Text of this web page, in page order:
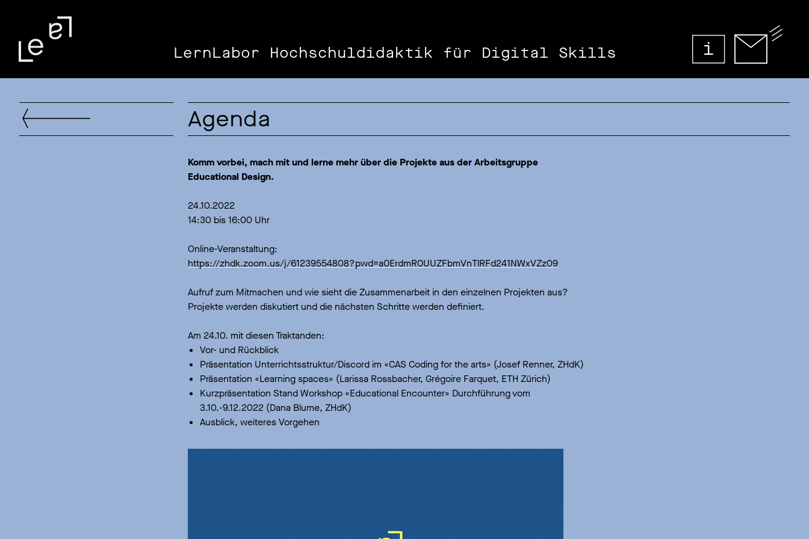
LernLabor Hochschuldidaktik für Digital Skills
Agenda
Komm vorbei, mach mit und lerne mehr über die Projekte aus der Arbeitsgruppe
Educational Design.
24.10.2022
14:30 bis 16:00 Uhr
Online-Veranstaltung:
https://zhdk.zoom.us/j/61239554808?pwd=a0ErdmR0UUZFbmVnTlRFd241NWxVZz09
Aufruf zum Mitmachen und wie sieht die Zusammenarbeit in den einzelnen Projekten aus?
Projekte werden diskutiert und die nächsten Schritte werden definiert.
Am 24.10. mit diesen Traktanden:
Vor- und Rückblick
Präsentation Unterrichtsstruktur/Discord im «CAS Coding for the arts» (Josef Renner, ZHdK)
Präsentation «Learning spaces» (Larissa Rossbacher, Grégoire Farquet, ETH Zürich)
Kurzpräsentation Stand Workshop «Educational Encounter» Durchführung vom
3.10.-9.12.2022 (Dana Blume, ZHdK)
Ausblick, weiteres Vorgehen